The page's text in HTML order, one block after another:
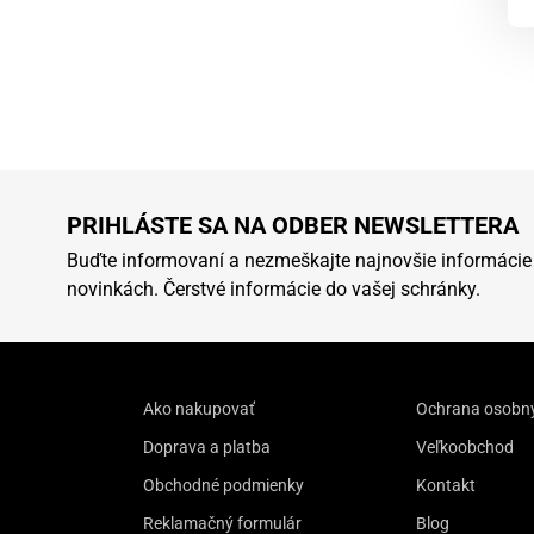
PRIHLÁSTE SA NA ODBER NEWSLETTERA
Buďte informovaní a nezmeškajte najnovšie
novinkách. Čerstvé informácie do vašej schránky.
Ako nakupovať
Doprava a platba
Obchodné podmienky
Reklamačný formulár
Ochrana
Veľkoobchod
Kontakt
Blog